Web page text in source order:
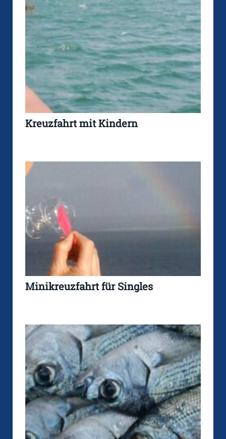
Kreuzfahrt mit Kindern
Minikreuzfahrt für Singles